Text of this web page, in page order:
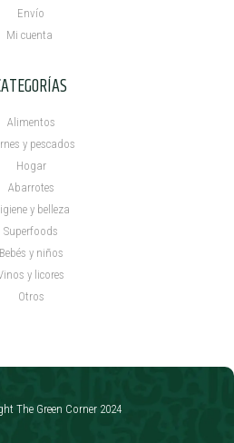
Envío
Mi cuenta ​
Alimentos
y pescados
Hogar
Abarrotes
y belleza
Superfoods
Bebés y niños
y licores
Otros
The Green Corner 2024